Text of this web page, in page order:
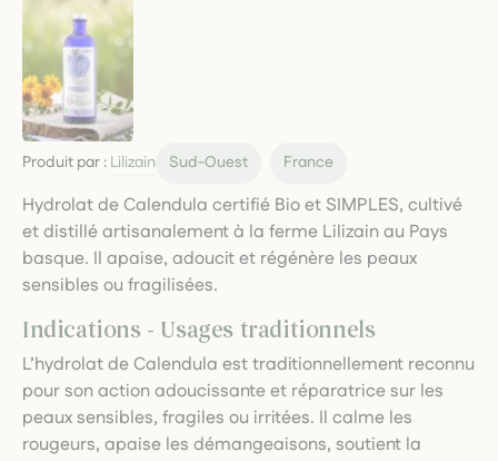
Produit par : Lilizain Sud-Ouest France
Hydrolat de Calendula certifié Bio et SIMPLES, cultivé
et distillé artisanalement à la ferme Lilizain au Pays
basque. Il apaise, adoucit et régénère les peaux
sensibles ou fragilisées.
Indications - Usages traditionnels
L’hydrolat de Calendula est traditionnellement reconnu
pour son action adoucissante et réparatrice sur les
peaux sensibles, fragiles ou irritées. Il calme les
rougeurs, apaise les démangeaisons, soutient la